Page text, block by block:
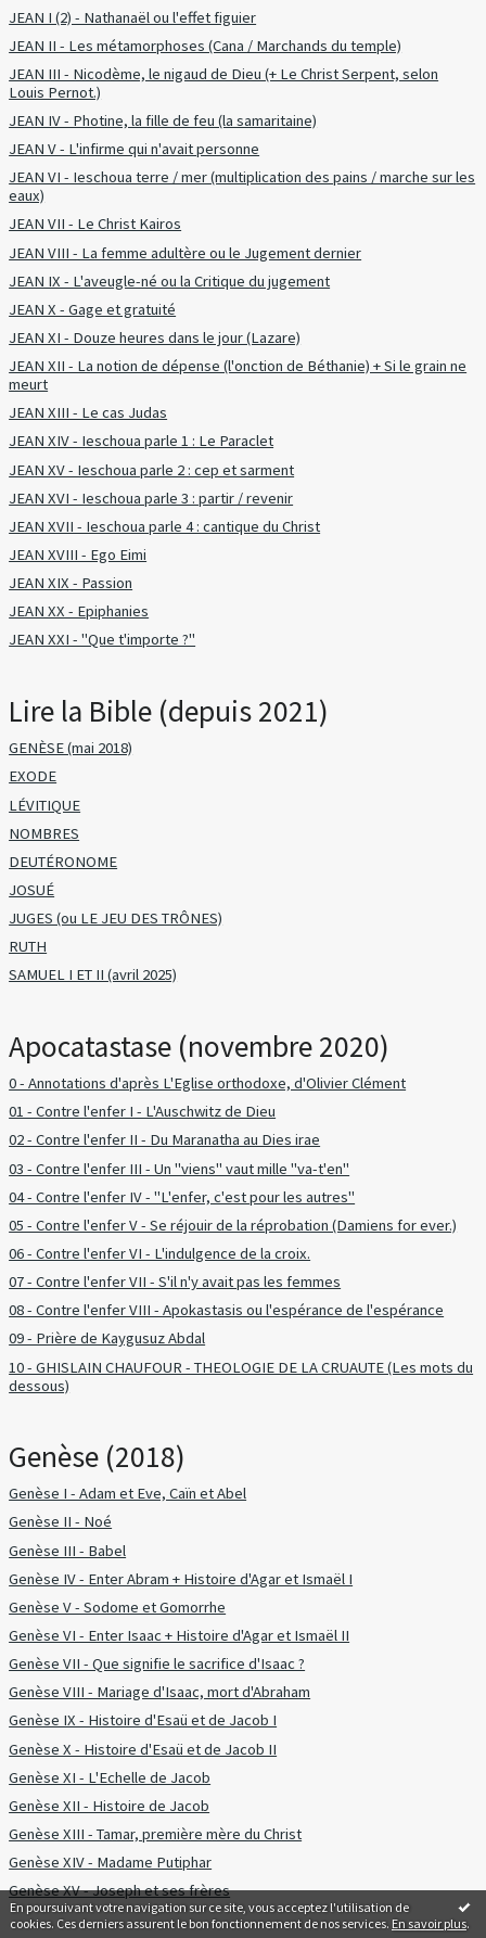
En poursuivant votre navigation sur ce site, vous acceptez l'utilisation de
cookies. Ces derniers assurent le bon fonctionnement de nos services. En savoir plus.
JEAN I (2) - Nathanaël ou l'effet figuier
JEAN II - Les métamorphoses (Cana / Marchands du temple)
JEAN III - Nicodème, le nigaud de Dieu (+ Le Christ Serpent, selon
Louis Pernot.)
JEAN IV - Photine, la fille de feu (la samaritaine)
JEAN V - L'infirme qui n'avait personne
JEAN VI - Ieschoua terre / mer (multiplication des pains / marche sur les
eaux)
JEAN VII - Le Christ Kairos
JEAN VIII - La femme adultère ou le Jugement dernier
JEAN IX - L'aveugle-né ou la Critique du jugement
JEAN X - Gage et gratuité
JEAN XI - Douze heures dans le jour (Lazare)
JEAN XII - La notion de dépense (l'onction de Béthanie) + Si le grain ne
meurt
JEAN XIII - Le cas Judas
JEAN XIV - Ieschoua parle 1 : Le Paraclet
JEAN XV - Ieschoua parle 2 : cep et sarment
JEAN XVI - Ieschoua parle 3 : partir / revenir
JEAN XVII - Ieschoua parle 4 : cantique du Christ
JEAN XVIII - Ego Eimi
JEAN XIX - Passion
JEAN XX - Epiphanies
JEAN XXI - "Que t'importe ?"
Lire la Bible (depuis 2021)
GENÈSE (mai 2018)
EXODE
LÉVITIQUE
NOMBRES
DEUTÉRONOME
JOSUÉ
JUGES (ou LE JEU DES TRÔNES)
RUTH
SAMUEL I ET II (avril 2025)
Apocatastase (novembre 2020)
0 - Annotations d'après L'Eglise orthodoxe, d'Olivier Clément
01 - Contre l'enfer I - L'Auschwitz de Dieu
02 - Contre l'enfer II - Du Maranatha au Dies irae
03 - Contre l'enfer III - Un "viens" vaut mille "va-t'en"
04 - Contre l'enfer IV - "L'enfer, c'est pour les autres"
05 - Contre l'enfer V - Se réjouir de la réprobation (Damiens for ever.)
06 - Contre l'enfer VI - L'indulgence de la croix.
07 - Contre l'enfer VII - S'il n'y avait pas les femmes
08 - Contre l'enfer VIII - Apokastasis ou l'espérance de l'espérance
09 - Prière de Kaygusuz Abdal
10 - GHISLAIN CHAUFOUR - THEOLOGIE DE LA CRUAUTE (Les mots du
dessous)
Genèse (2018)
Genèse I - Adam et Eve, Caïn et Abel
Genèse II - Noé
Genèse III - Babel
Genèse IV - Enter Abram + Histoire d'Agar et Ismaël I
Genèse V - Sodome et Gomorrhe
Genèse VI - Enter Isaac + Histoire d'Agar et Ismaël II
Genèse VII - Que signifie le sacrifice d'Isaac ?
Genèse VIII - Mariage d'Isaac, mort d'Abraham
Genèse IX - Histoire d'Esaü et de Jacob I
Genèse X - Histoire d'Esaü et de Jacob II
Genèse XI - L'Echelle de Jacob
Genèse XII - Histoire de Jacob
Genèse XIII - Tamar, première mère du Christ
Genèse XIV - Madame Putiphar
Genèse XV - Joseph et ses frères